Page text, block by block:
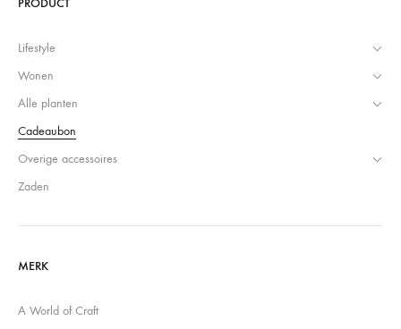
Lifestyle
Wonen
Alle planten
Cadeaubon
Overige accessoires
Zaden
MERK
A World of Craft